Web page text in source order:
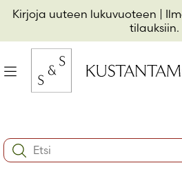
Kirjoja uuteen lukuvuoteen |
tilauksiin.
Hyppää
sisältöön
Valikko
Search: